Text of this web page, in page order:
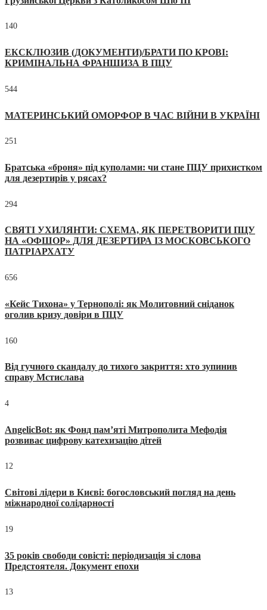
140
ЕКСКЛЮЗИВ (ДОКУМЕНТИ)/БРАТИ ПО КРОВІ:
КРИМІНАЛЬНА ФРАНШИЗА В ПЦУ
544
МАТЕРИНСЬКИЙ ОМОРФОР В ЧАС ВІЙНИ В УКРАЇНІ
251
Братська «броня» під куполами: чи стане ПЦУ прихистком
для дезертирів у рясах?
294
СВЯТІ УХИЛЯНТИ: СХЕМА, ЯК ПЕРЕТВОРИТИ ПЦУ
НА «ОФШОР» ДЛЯ ДЕЗЕРТИРА ІЗ МОСКОВСЬКОГО
ПАТРІАРХАТУ
656
«Кейс Тихона» у Тернополі: як Молитовний сніданок
оголив кризу довіри в ПЦУ
160
Від гучного скандалу до тихого закриття: хто зупинив
справу Мстислава
4
AngelicBot: як Фонд пам’яті Митрополита Мефодія
розвиває цифрову катехизацію дітей
12
Світові лідери в Києві: богословський погляд на день
міжнародної солідарності
19
35 років свободи совісті: періодизація зі слова
Предстоятеля. Документ епохи
13